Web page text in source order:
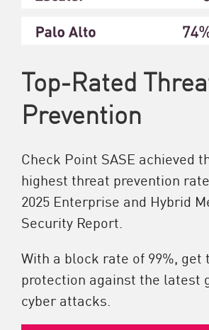
Top-Rated
Prevention
Check Point SASE achieved
highest threat prevention
2025 Enterprise and Hybrid
Security Report.
With a block rate of 99%, get
protection against the latest
cyber attacks.